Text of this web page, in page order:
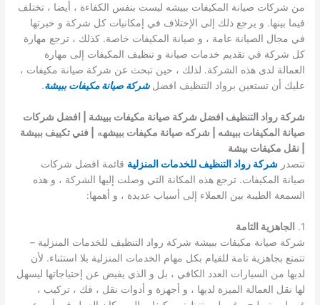
من شركات صيانة المكيفات ببيشه ليست بنفس الكفاءة ، أيضا ، تختلف
فيما بينها. و يرجع ذلك إلى الإختلاف في إمكانيات كل شركة و خبرتها
في مجال الصيانة عامة ، و صيانة المكيفات خاصة. كذلك ، ترجع مهارة
كل شركة في تقديم خدمات صيانة و تنظيف المكيفات إلى مهارة
العمالة لدى هذه الشركة. لذلك ، حين تبحث عن شركة صيانة مكيفات ،
عليك أن تستعين برواد التنظيف افضلشركة صيانة مكيفات ببيشة.
شركة رواد التنظيف افضل شركة صيانة مكيفات ببيشة | افضل شركات
صيانة المكيفات ببيشه | شركه صيانة مكيفات ببيشهه
| فني تكييف ببيشة
| نقل مكيفات بيشة
تتصدرشركة رواد التنظيف للخدمات المنزلية قائمة افضل شركات
صيانة المكيفات. ترجع هذه المكانة التي وصلت إليها الشركة ، و هذه
السمعة الطيبة بين العملاء إلى أسباب عديدة ، و أهمها:
1.
الجاهزية التامة
شركة صيانة مكيفات ببيشة شركة رواد التنظيف للخدمات المنزلية –
تتمتع بجاهزية تامة للقيام بكل مهام الخدمات المنزلية بلا استثناء. لأن
لديها من السيارات العدد الكافي ، بل و الذي يفيض عن إحتياجاتها ليسهل
لها نقل العمالة الميزة لديها ، و أجهزة و أدوات نقل ، فك ، تركيب ،